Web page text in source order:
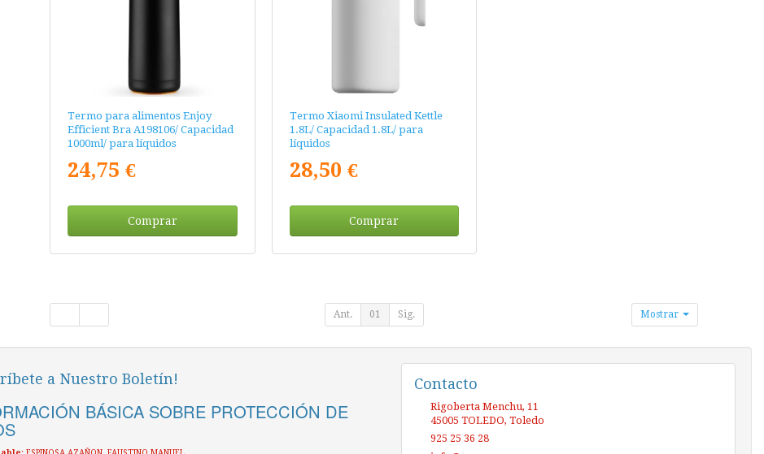
Termo para alimentos Enjoy
Efficient Bra A198106/ Capacidad
1000ml/ para líquidos
24,75 €
Comprar
Termo Xiaomi Insulated Kettle
1.8L/ Capacidad 1.8L/ para
líquidos
28,50 €
Comprar
Ant. 01 Sig. Mostrar
a Nuestro Boletín!
BÁSICA SOBRE PROTECCIÓN DE
Contacto
Rigoberta Menchu, 11
45005 TOLEDO, Toledo
925 25 36 28